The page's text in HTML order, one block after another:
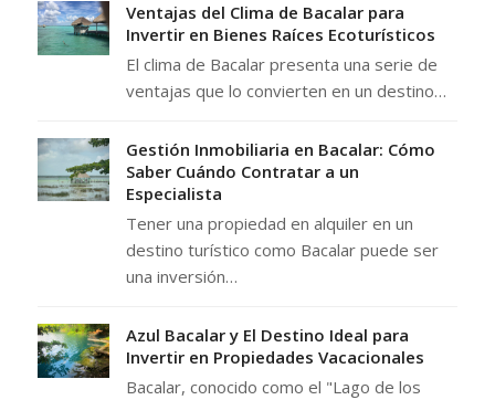
Ventajas del Clima de Bacalar para
Invertir en Bienes Raíces Ecoturísticos
El clima de Bacalar presenta una serie de
ventajas que lo convierten en un destino…
Gestión Inmobiliaria en Bacalar: Cómo
Saber Cuándo Contratar a un
Especialista
Tener una propiedad en alquiler en un
destino turístico como Bacalar puede ser
una inversión…
Azul Bacalar y El Destino Ideal para
Invertir en Propiedades Vacacionales
Bacalar, conocido como el "Lago de los